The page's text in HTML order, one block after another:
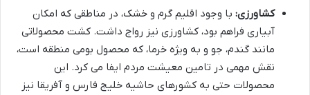
کشاورزی: با وجود اقلیم گرم و خشک، در مناطقی که امکان
آبیاری فراهم بود، کشاورزی نیز رواج داشت. کشت محصولاتی
مانند گندم، جو و به ویژه خرما، که محصول بومی منطقه است،
نقش مهمی در تامین معیشت مردم ایفا می کرد. این
محصولات حتی به کشورهای حاشیه خلیج فارس و آفریقا نیز